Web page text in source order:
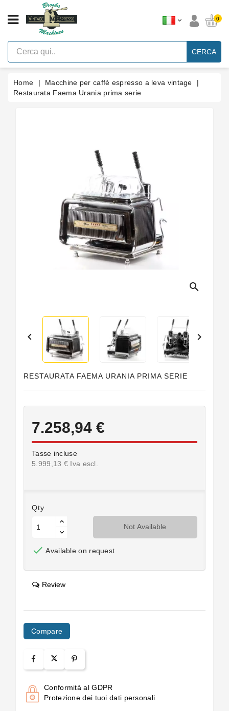
CATEGORIA
Macchine
Per
Caffè
Espresso
Leva
Vintage
0
CERCA
Home
Macchine per caffè espresso a leva vintage
Restaurata Faema Urania prima serie
search
 
RESTAURATA FAEMA URANIA PRIMA SERIE
7.258,94 €
Tasse incluse
5.999,13 € Iva escl.
Qty
Not Available
 Available on request
Review
Compare
Conformità al GDPR
Protezione dei tuoi dati personali